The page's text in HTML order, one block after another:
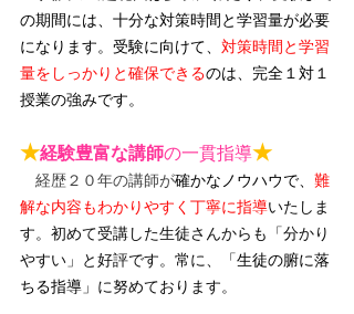
の期間には、十分な対策時間と学習量が必要
になります。受験に向けて、 対策時間と学習
量をしっかりと確保できるのは、完全１対１
授業の強みです。
★経験豊富な講師の一貫指導★
経歴２０年の講師が確かなノウハウで、 難
解な内容もわかりやすく丁寧に指導いたしま
す。初めて受講した生徒さんからも「分かり
やすい」と好評です。常に、「生徒の腑に落
ちる指導 」に努めております。